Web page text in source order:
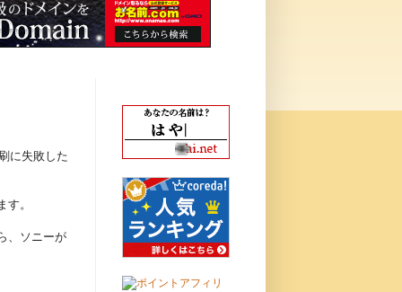
に失敗した
。
、ソニーが